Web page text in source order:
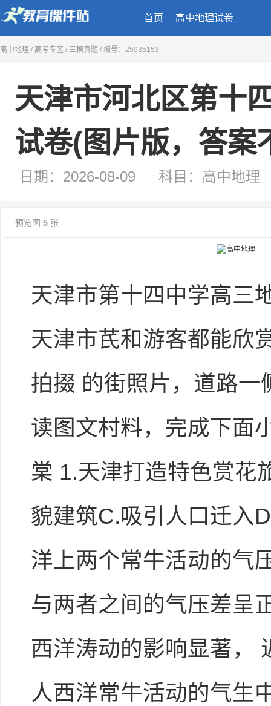
首页 高中地理试卷
高中地理 / 高考专区 / 三模真题 / 编号：25935153
天津市河北区第十四中学2025-2026学年
日期：2026-08-09 科目：高中地理 类型：试卷 来源：二一教育课件站
预览图 5 张
天津市第十四中学高三
天津市芪和游客都能欣
拍掇 的街照片，道路
读图文村料，完成下面
棠 1.天津打造特色赏花
貌建筑C.吸引人口迁入
洋上两个常牛活动的气
与两者之间的气压差呈
西洋涛动的影响显著，
人西洋常牛活动的气生